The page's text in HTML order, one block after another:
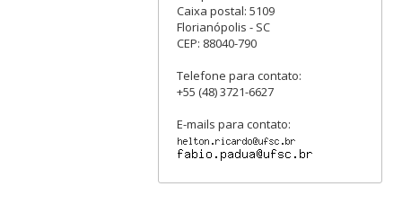
Caixa postal: 5109
Florianópolis - SC
CEP: 88040-790
Telefone para contato:
+55 (48) 3721-6627
E-mails para contato: